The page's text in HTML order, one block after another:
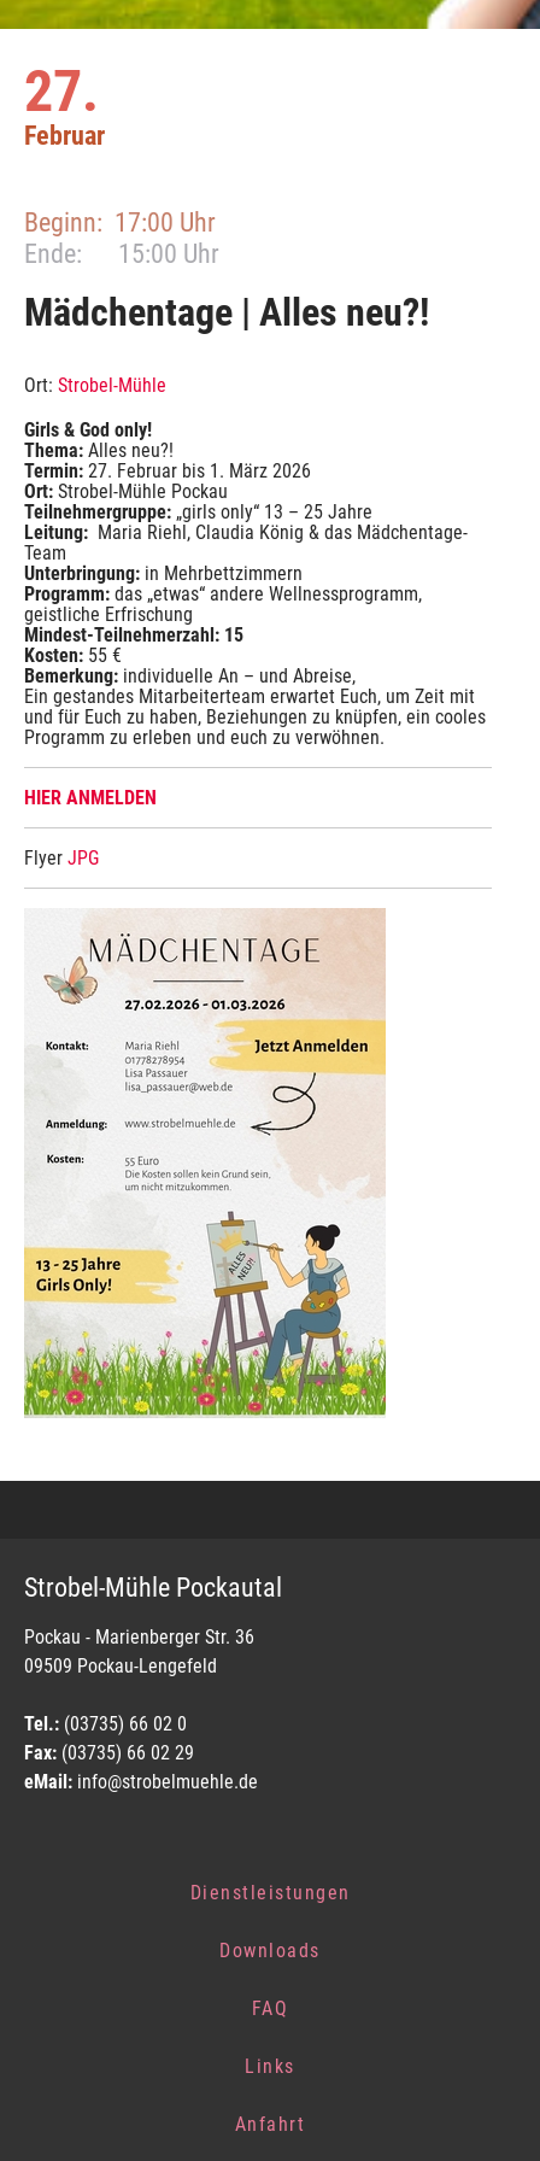
27.
Februar
Beginn: 17:00 Uhr
Ende:
15:00 Uhr
Mädchentage | Alles neu?!
Ort: Strobel-Mühle
Girls & God only!
Thema: Alles neu?!
Termin: 27. Februar bis 1. März 2026
Ort: Strobel-Mühle Pockau
Teilnehmergruppe: „girls only“ 13 – 25 Jahre
Leitung: Maria Riehl, Claudia König & das Mädchentage-
Team
Unterbringung: in Mehrbettzimmern
Programm: das „etwas“ andere Wellnessprogramm,
geistliche Erfrischung
Mindest-Teilnehmerzahl: 15
Kosten: 55 €
Bemerkung: individuelle An – und Abreise,
Ein gestandes Mitarbeiterteam erwartet Euch, um Zeit mit
und für Euch zu haben, Beziehungen zu knüpfen, ein cooles
Programm zu erleben und euch zu verwöhnen.
HIER ANMELDEN
Flyer JPG
Strobel-Mühle Pockautal
Pockau - Marienberger Str. 36
09509 Pockau-Lengefeld
Tel.: (03735) 66 02 0
Fax: (03735) 66 02 29
eMail: info@strobelmuehle.de
Dienstleistungen
Downloads
FAQ
Links
Anfahrt